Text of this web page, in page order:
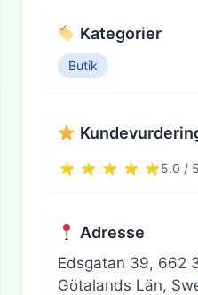
Kategorier
Butik
5.0 / 5
Adresse
Edsgatan 39, 662
Götalands Län,